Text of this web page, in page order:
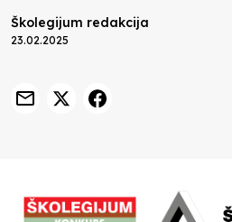
Školegijum redakcija
23.02.2025